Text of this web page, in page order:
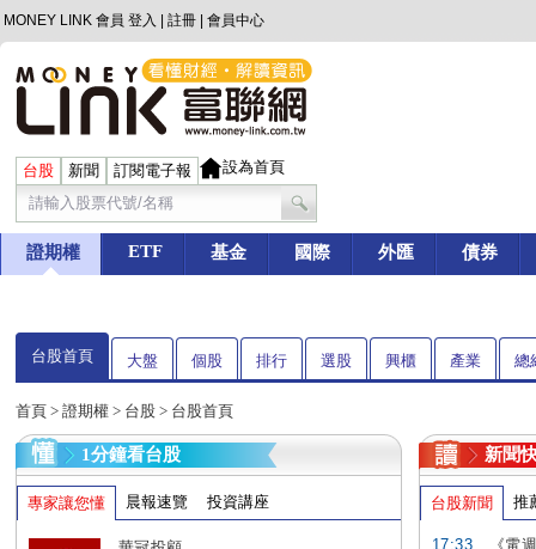
MONEY LINK 會員 登入 註冊 會員中心
台股 新聞 訂閱電子報 設為首頁
證期權 ETF 基金 國際 外匯 債券
台股首頁 大盤 個股 排行 選股 興櫃 產業 總
首頁 > 證期權 > 台股 > 台股首頁
1分鐘看台股
專家讓您懂 晨報速覽 投資講座
新聞
台股新聞 推
17:33
《電